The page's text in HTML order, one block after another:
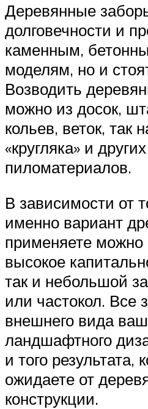
Деревянные
долговечности и
каменным,
моделям, но и
Возводить
можно из досок,
кольев, веток, так
«кругляка» и других
пиломатериалов.
В зависимости от
именно вариант
применяете можно
высокое
так и небольшой
или частокол. Все
внешнего вида
ландшафтного
и того результата,
ожидаете от
конструкции.